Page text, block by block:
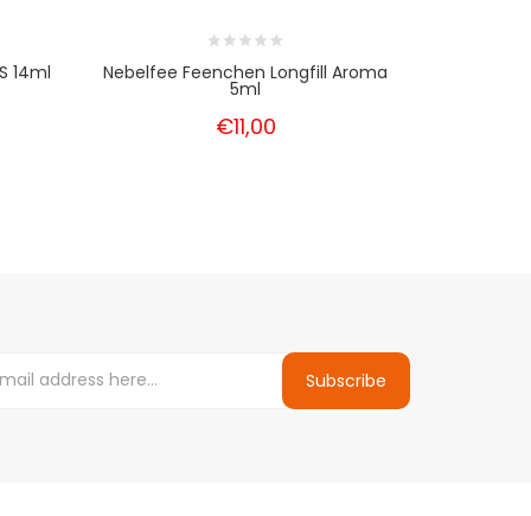
14ml Nebelfee Feenchen Longfill Aroma
5ml
€11,00
Subscribe